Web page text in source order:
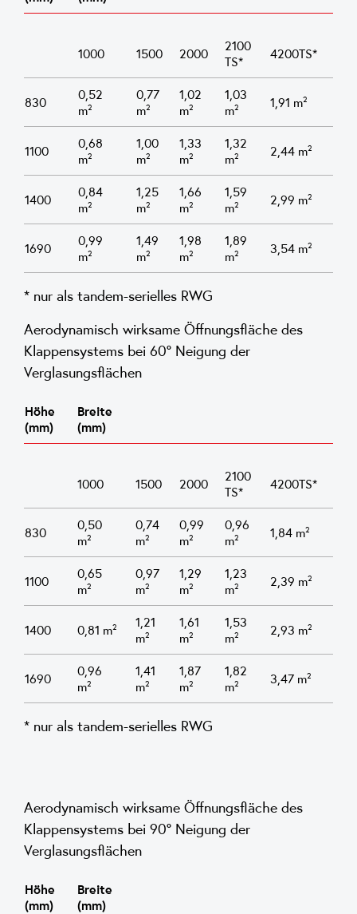
1000 1500 2000
2100
TS*
4200TS*
830
0,52
m²
0,77
m²
1,02
m²
1,03
m²
1,91 m²
1100
0,68
m²
1,00
m²
1,33
m²
1,32
m²
2,44 m²
1400
0,84
m²
1,25
m²
1,66
m²
1,59
m²
2,99 m²
1690
0,99
m²
1,49
m²
1,98
m²
1,89
m²
3,54 m²
* nur als tandem-serielles RWG
Aerodynamisch wirksame Öffnungsfläche des
Klappensystems bei 60° Neigung der
Verglasungsflächen
Höhe
(mm)
Breite
(mm)
1000 1500 2000
2100
TS*
4200TS*
830
0,50
m²
0,74
m²
0,99
m²
0,96
m²
1,84 m²
1100
0,65
m²
0,97
m²
1,29
m²
1,23
m²
2,39 m²
1400 0,81 m²
1,21
m²
1,61
m²
1,53
m²
2,93 m²
1690
0,96
m²
1,41
m²
1,87
m²
1,82
m²
3,47 m²
* nur als tandem-serielles RWG
Aerodynamisch wirksame Öffnungsfläche des
Klappensystems bei 90° Neigung der
Verglasungsflächen
Höhe
(mm)
Breite
(mm)